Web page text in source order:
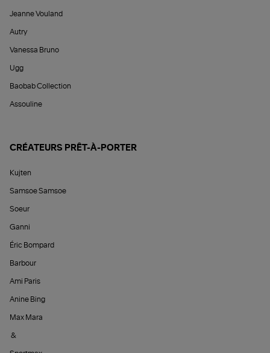
Jeanne Vouland
Autry
Vanessa Bruno
Ugg
Baobab Collection
Assouline
CRÉATEURS PRÊT-À-PORTER
Kujten
Samsoe Samsoe
Soeur
Ganni
Éric Bompard
Barbour
Ami Paris
Anine Bing
Max Mara
&